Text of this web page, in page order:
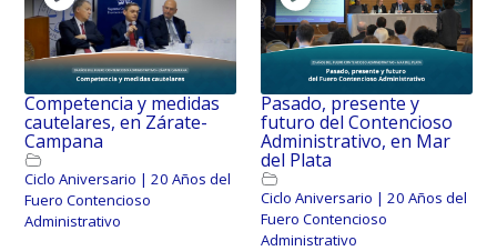
Competencia y medidas
cautelares, en Zárate-
Campana
Ciclo Aniversario | 20 Años del
Fuero Contencioso
Administrativo
Pasado, presente y
futuro del Contencioso
Administrativo, en Mar
del Plata
Ciclo Aniversario | 20 Años del
Fuero Contencioso
Administrativo